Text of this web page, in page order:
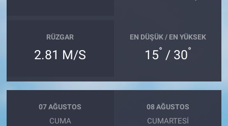
RÜZGAR
2.81 M/S
EN DÜŞÜK / EN YÜKSEK
15° / 30°
07 AĞUSTOS
CUMA
08 AĞUSTOS
CUMARTESI